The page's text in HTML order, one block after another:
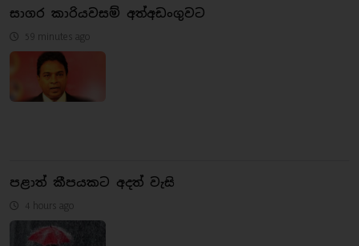
සාගර කාරියවසම් අත්අඩංගුවට
59 minutes ago
පළාත් කීපයකට අදත් වැසි
4 hours ago